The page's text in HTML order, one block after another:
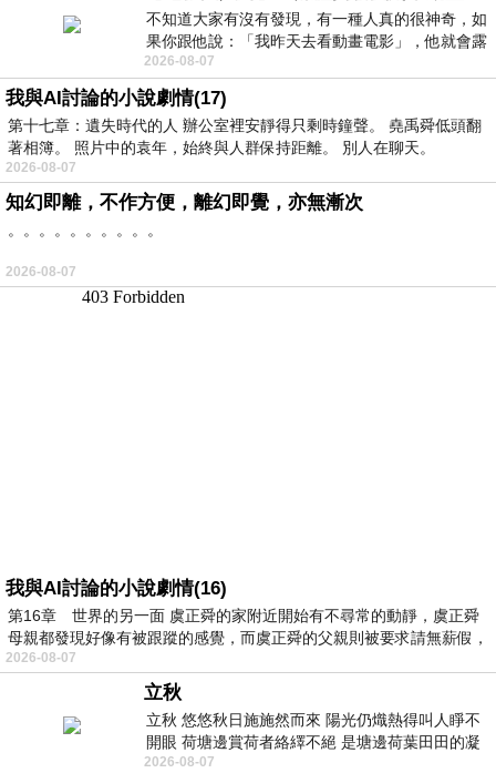
不知道大家有沒有發現，有一種人真的很神奇，如
果你跟他說：「我昨天去看動畫電影」，他就會露
出一種慈祥的微笑，然後問你是不是陪小
2026-08-07
我與AI討論的小說劇情(17)
第十七章：遺失時代的人 辦公室裡安靜得只剩時鐘聲。 堯禹舜低頭翻
著相簿。 照片中的袁年，始終與人群保持距離。 別人在聊天。
2026-08-07
知幻即離，不作方便，離幻即覺，亦無漸次
。。。。。。。。。。
2026-08-07
我與AI討論的小說劇情(16)
第16章 世界的另一面 虞正舜的家附近開始有不尋常的動靜，虞正舜
母親都發現好像有被跟蹤的感覺，而虞正舜的父親則被要求請無薪假，
2026-08-07
立秋
立秋 悠悠秋日施施然而來 陽光仍熾熱得叫人睜不
開眼 荷塘邊賞荷者絡繹不絕 是塘邊荷葉田田的凝
望 風中飄逸的是映日荷花別樣紅
2026-08-07